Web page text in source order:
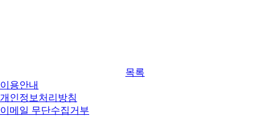
목록
이용안내
개인정보처리방침
이메일 무단수집거부